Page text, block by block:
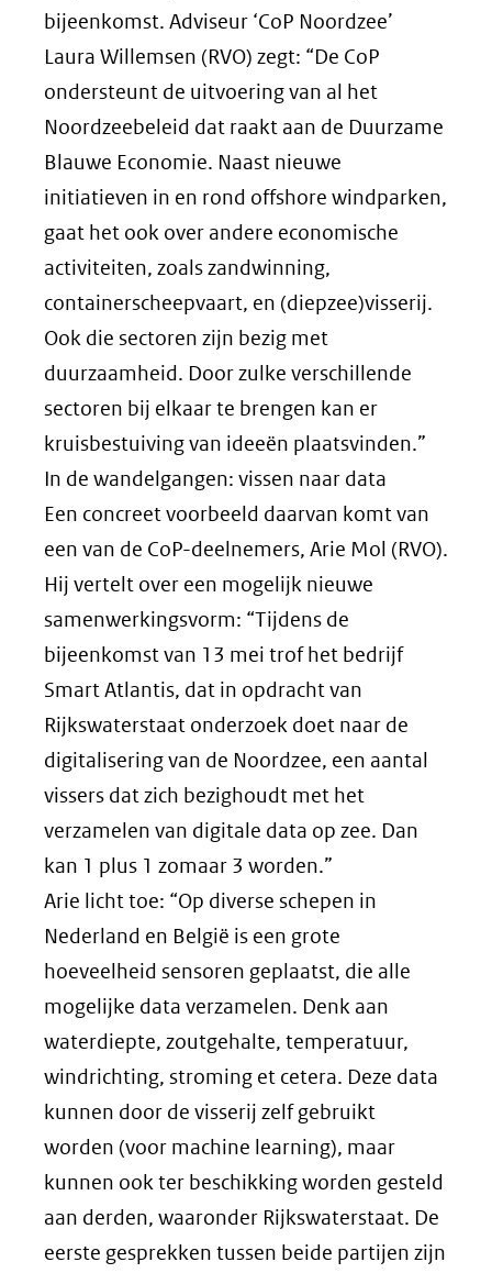
bijeenkomst. Adviseur ‘CoP Noordzee’
Laura Willemsen (RVO) zegt: “De CoP
ondersteunt de uitvoering van al het
Noordzeebeleid dat raakt aan de Duurzame
Blauwe Economie. Naast nieuwe
initiatieven in en rond offshore windparken,
gaat het ook over andere economische
activiteiten, zoals zandwinning,
containerscheepvaart, en (diepzee)visserij.
Ook die sectoren zijn bezig met
duurzaamheid. Door zulke verschillende
sectoren bij elkaar te brengen kan er
kruisbestuiving van ideeën plaatsvinden.”
In de wandelgangen: vissen naar data
Een concreet voorbeeld daarvan komt van
een van de CoP-deelnemers, Arie Mol (RVO).
Hij vertelt over een mogelijk nieuwe
samenwerkingsvorm: “Tijdens de
bijeenkomst van 13 mei trof het bedrijf
Smart Atlantis, dat in opdracht van
Rijkswaterstaat onderzoek doet naar de
digitalisering van de Noordzee, een aantal
vissers dat zich bezighoudt met het
verzamelen van digitale data op zee. Dan
kan 1 plus 1 zomaar 3 worden.”
Arie licht toe: “Op diverse schepen in
Nederland en België is een grote
hoeveelheid sensoren geplaatst, die alle
mogelijke data verzamelen. Denk aan
waterdiepte, zoutgehalte, temperatuur,
windrichting, stroming et cetera. Deze data
kunnen door de visserij zelf gebruikt
worden (voor machine learning), maar
kunnen ook ter beschikking worden gesteld
aan derden, waaronder Rijkswaterstaat. De
eerste gesprekken tussen beide partijen zijn